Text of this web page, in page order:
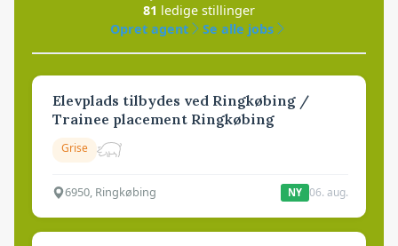
81 ledige stillinger
Opret agent
Se alle jobs
Elevplads tilbydes ved Ringkøbing /
Trainee placement Ringkøbing
Grise
6950, Ringkøbing NY 06. aug.